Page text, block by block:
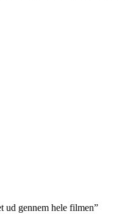
ud gennem hele filmen”